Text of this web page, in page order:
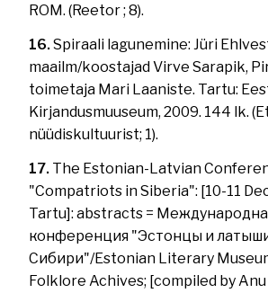
ROM. (Reetor ; 8).
16.Spiraali lagunemine: Jüri
maailm/koostajad Virve Sarapik,
toimetaja Mari Laaniste. Tartu:
Kirjandusmuuseum, 2009. 144 lk.
nüüdiskultuurist; 1).
17. The Estonian-Latvian
"Compatriots in Siberia": [10-11
Tartu]: abstracts =
конференция "Эстонцы и
Сибири"/Estonian Literary
Folklore Achives; [compiled by